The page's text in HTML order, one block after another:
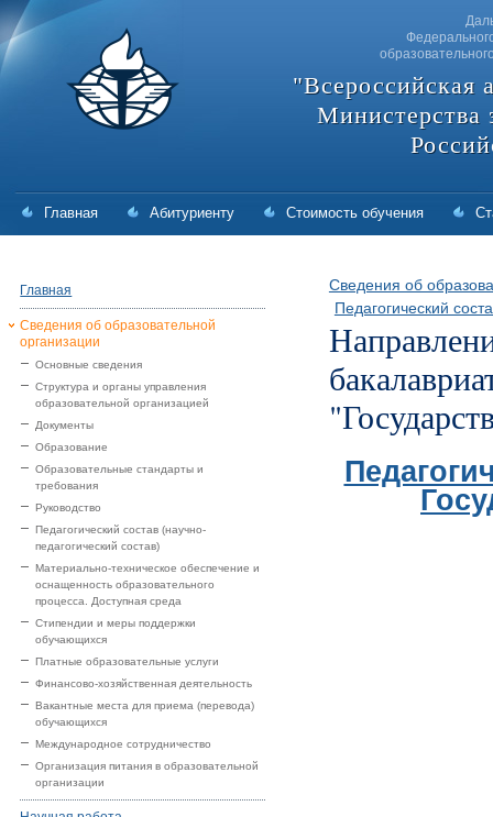
"Всероссийская
Министерства
Главная Абитуриенту Стоимость обучения
Главная
Сведения об образовательной
организации
Основные сведения
Структура и органы управления
образовательной организацией
Документы
Образование
Образовательные стандарты и
требования
Руководство
Педагогический состав (научно-
педагогический состав)
Материально-техническое обеспечение и
оснащенность образовательного
процесса. Доступная среда
Стипендии и меры поддержки
обучающихся
Платные образовательные услуги
Финансово-хозяйственная деятельность
Вакантные места для приема (перевода)
обучающихся
Международное сотрудничество
Организация питания в образовательной
организации
Сведения об
Педагогический